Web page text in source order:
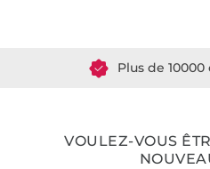
VOULEZ-VOUS